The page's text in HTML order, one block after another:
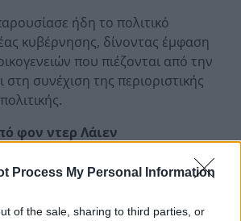
Process My Personal Information
of the sale, sharing to third parties, or
ήδη το πολιτικό
κυβέρνησης, δίνοντας έμφαση
που πιέζονται από την
στη συνέχιση της περιοριστικής
φον ντερ Λάιεν
της Δανίας συνεχάρη η πρόεδρος
Ούρσουλα φον ντερ Λάιεν,
Χ.